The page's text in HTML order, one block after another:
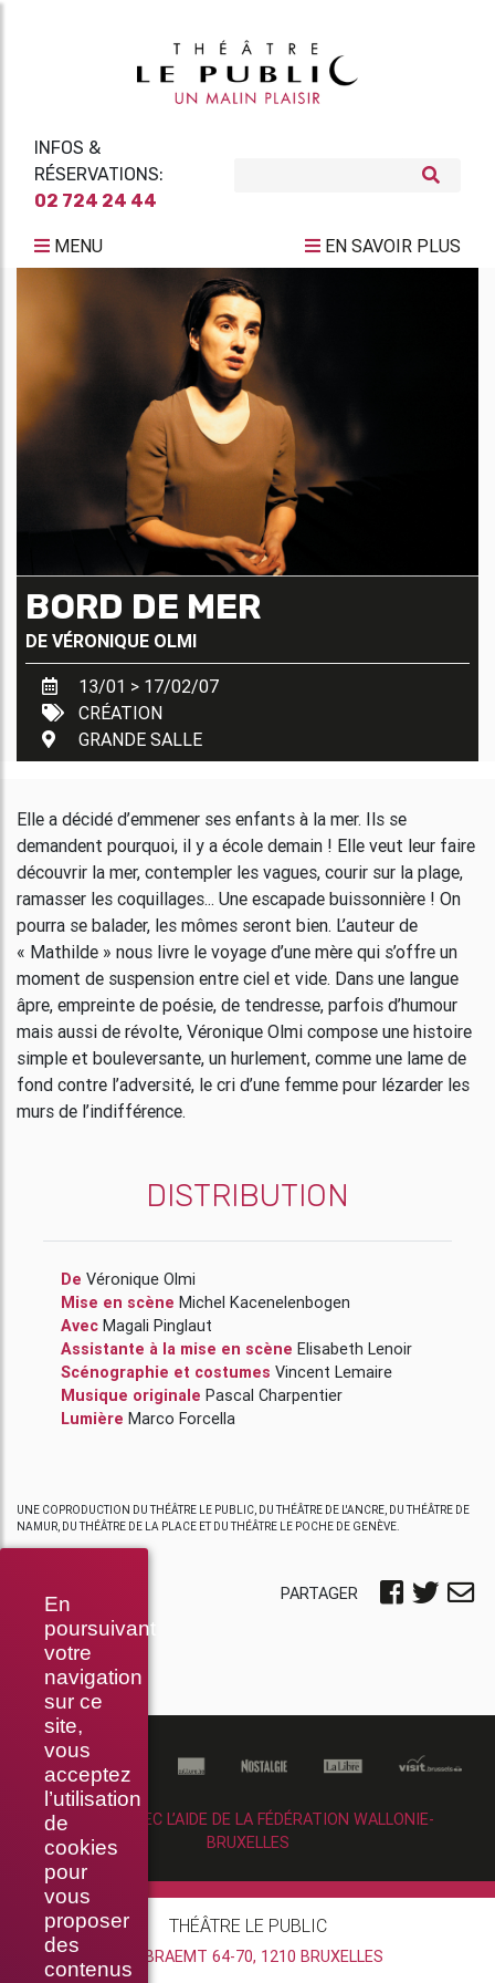
En
poursuivant
votre
navigation
sur ce
site,
vous
acceptez
l’utilisation
de
cookies
pour
vous
proposer
des
contenus
INFOS &
RÉSERVATIONS:
02 724 24 44
MENU EN SAVOIR PLUS
BORD DE MER
DE VÉRONIQUE OLMI
13/01 > 17/02/07
CRÉATION
GRANDE SALLE
Elle a décidé d’emmener ses enfants à la mer. Ils se
demandent pourquoi, il y a école demain ! Elle veut leur faire
découvrir la mer, contempler les vagues, courir sur la plage,
ramasser les coquillages... Une escapade buissonnière ! On
pourra se balader, les mômes seront bien. L’auteur de
« Mathilde » nous livre le voyage d’une mère qui s’offre un
moment de suspension entre ciel et vide. Dans une langue
âpre, empreinte de poésie, de tendresse, parfois d’humour
mais aussi de révolte, Véronique Olmi compose une histoire
simple et bouleversante, un hurlement, comme une lame de
fond contre l’adversité, le cri d’une femme pour lézarder les
murs de l’indifférence.
DISTRIBUTION
De
Véronique Olmi
Mise en scène
Michel Kacenelenbogen
Avec
Magali Pinglaut
Assistante à la mise en scène Elisabeth Lenoir
Scénographie et costumes Vincent Lemaire
Musique originale Pascal Charpentier
Lumière Marco Forcella
UNE COPRODUCTION DU THÉÂTRE LE PUBLIC, DU THÉÂTRE DE L'ANCRE, DU THÉÂTRE DE
NAMUR, DU THÉÂTRE DE LA PLACE ET DU THÉÂTRE LE POCHE DE GENÈVE.
PARTAGER
RÉALISÉ AVEC L’AIDE DE LA FÉDÉRATION WALLONIE-
BRUXELLES
THÉÂTRE LE PUBLIC
RUE BRAEMT 64-70, 1210 BRUXELLES